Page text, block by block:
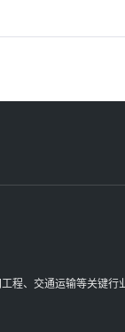
、交通运输等关键